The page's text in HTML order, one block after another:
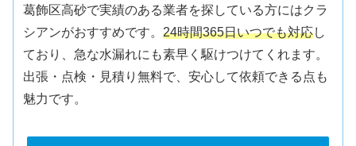
葛飾区高砂で実績のある業者を探している方にはクラ
シアンがおすすめです。24時間365日いつでも対応し
ており、急な水漏れにも素早く駆けつけてくれます。
出張・点検・見積り無料で、安心して依頼できる点も
魅力です。